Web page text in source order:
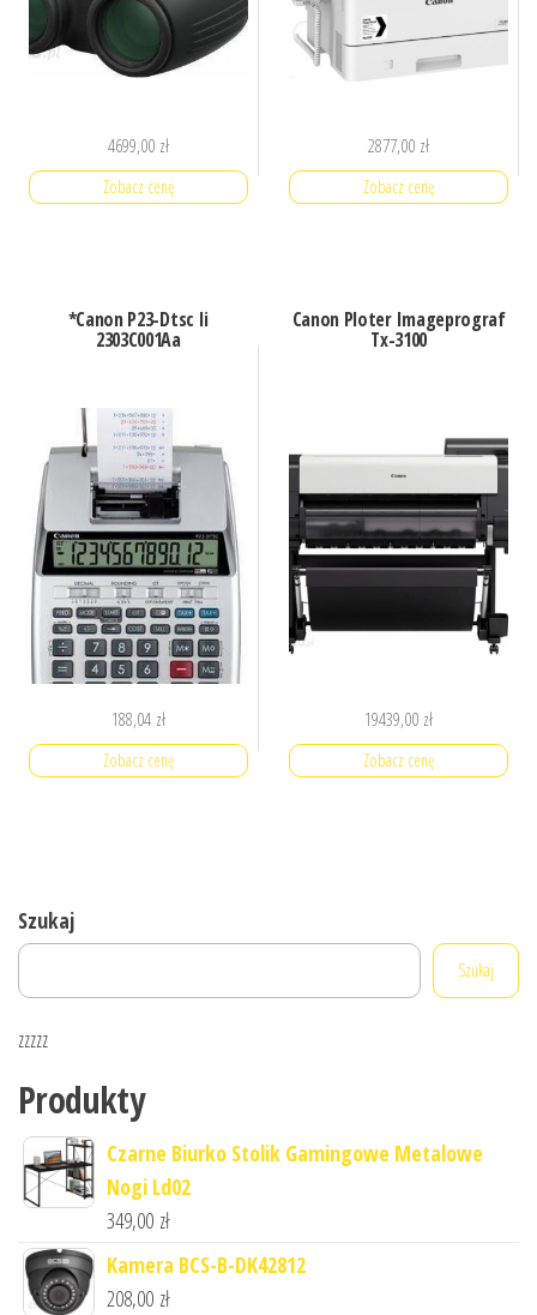
4699,00 zł
Zobacz cenę
2877,00 zł
Zobacz cenę
*Canon P23-Dtsc Ii
2303C001Aa
188,04 zł
Zobacz cenę
Canon Ploter Imageprograf
Tx-3100
19439,00 zł
Zobacz cenę
Szukaj
Szukaj
zzzzz
Produkty
Czarne Biurko Stolik Gamingowe Metalowe
Nogi Ld02
349,00 zł
Kamera BCS-B-DK42812
208,00 zł